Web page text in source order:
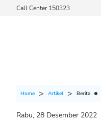
Call Center 150323
Home Artikel Berita
Rabu, 28 Desember 2022